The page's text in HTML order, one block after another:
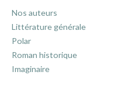
Nos auteurs
Littérature générale
Polar
Roman historique
Imaginaire